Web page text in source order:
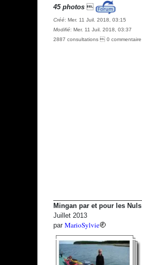
45 photos
Créé: Mer. 11 Juil. 2018, 03:15
Modifié: Mer. 11 Juil. 2018, 03:37
2887 consultations  0 commentaire
Mingan par et pour les Nuls
Juillet 2013
par MarioSylvie